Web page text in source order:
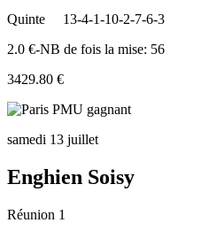
Quinte
13-4-1-10-2-7-6-3
2.0 €-NB de fois la mise: 56
3429.80 €
samedi 13 juillet
Enghien Soisy
Réunion 1